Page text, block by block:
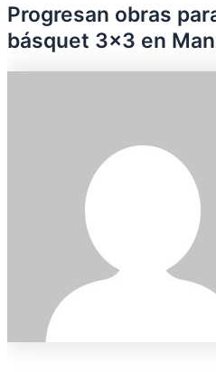
Progresan obras
básquet 3×3 en